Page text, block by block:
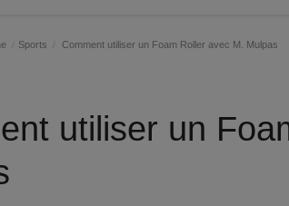
Sports Comment utiliser un Foam Roller avec M. Mulpas
utiliser un